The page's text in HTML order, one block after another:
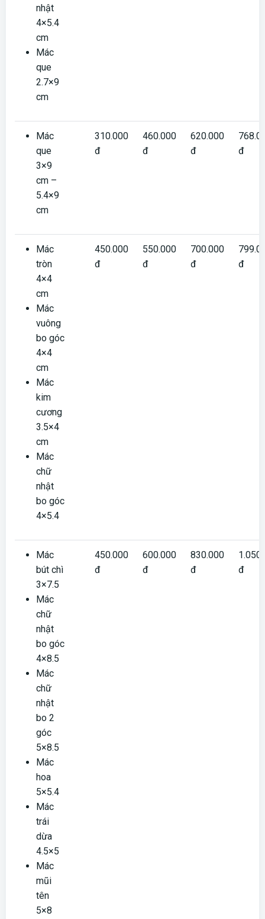
nhật
4×5.4
cm
Mác
que
2.7×9
cm
Mác
que
3×9
cm –
5.4×9
cm
310.000
đ
460.000
đ
620.000
đ
đ
Mác
tròn
4×4
cm
Mác
vuông
bo góc
4×4
cm
Mác
kim
cương
3.5×4
cm
Mác
chữ
nhật
bo góc
4×5.4
450.000
đ
550.000
đ
700.000
đ
đ
Mác
bút chì
3×7.5
Mác
chữ
nhật
bo góc
4×8.5
Mác
chữ
nhật
bo 2
góc
5×8.5
Mác
hoa
5×5.4
Mác
trái
dừa
4.5×5
Mác
mũi
tên
5×8
450.000
đ
600.000
đ
830.000
đ
đ